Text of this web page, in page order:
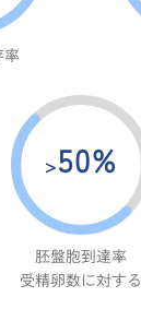
率
>50%
胚盤胞到達率
受精卵数に対する